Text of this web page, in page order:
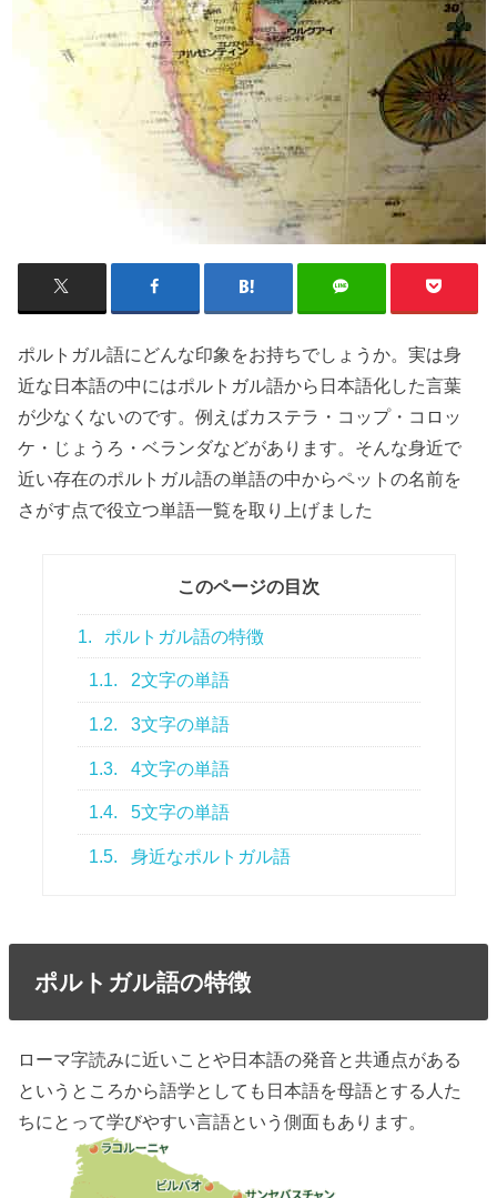
ポルトガル語にどんな印象をお持ちでしょうか。実は身
近な日本語の中にはポルトガル語から日本語化した言葉
が少なくないのです。例えばカステラ・コップ・コロッ
ケ・じょうろ・ベランダなどがあります。そんな身近で
近い存在のポルトガル語の単語の中からペットの名前を
さがす点で役立つ単語一覧を取り上げました
このページの目次
1. ポルトガル語の特徴
1.1. 2文字の単語
1.2. 3文字の単語
1.3. 4文字の単語
1.4. 5文字の単語
1.5. 身近なポルトガル語
ポルトガル語の特徴
ローマ字読みに近いことや日本語の発音と共通点がある
というところから語学としても日本語を母語とする人た
ちにとって学びやすい言語という側面もあります。